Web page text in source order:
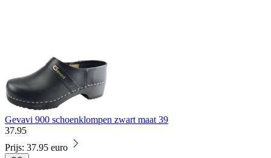
Gevavi 900 schoenklompen zwart maat 39
37.95
Prijs: 37.95 euro